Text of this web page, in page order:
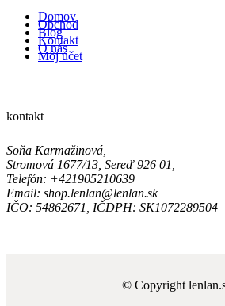
Domov
Obchod
Blog
Kontakt
O nás
Môj účet
kontakt
Soňa Karmažinová,
Stromová 1677/13, Sereď 926 01,
Telefón: +421905210639
Email: shop.lenlan@lenlan.sk
IČO: 54862671, IČDPH: SK1072289504
© Copyright